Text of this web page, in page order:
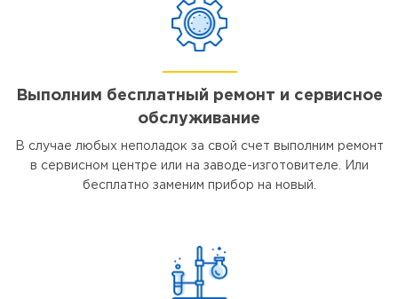
Выполним бесплатный ремонт и сервисное
обслуживание
В случае любых неполадок за свой счет выполним ремонт
в сервисном центре или на заводе-изготовителе. Или
бесплатно заменим прибор на новый.